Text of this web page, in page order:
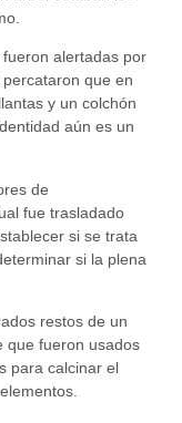
alertadas por
que en
y un colchón
aún es un
de
fue trasladado
si se trata
si la plena
restos de un
que fueron usados
para calcinar el